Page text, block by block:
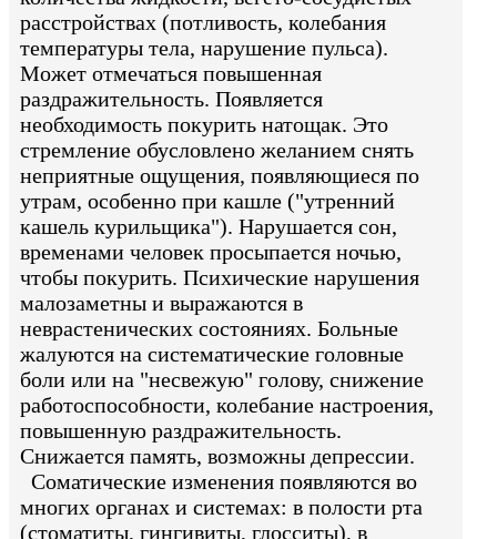
расстройствах (потливость, колебания
температуры тела, нарушение пульса).
Может отмечаться повышенная
раздражительность. Появляется
необходимость покурить натощак. Это
стремление обусловлено желанием снять
неприятные ощущения, появляющиеся по
утрам, особенно при кашле ("утренний
кашель курильщика"). Нарушается сон,
временами человек просыпается ночью,
чтобы покурить. Психические нарушения
малозаметны и выражаются в
неврастенических состояниях. Больные
жалуются на систематические головные
боли или на "несвежую" голову, снижение
работоспособности, колебание настроения,
повышенную раздражительность.
Снижается память, возможны депрессии.
Соматические изменения появляются во
многих органах и системах: в полости рта
(стоматиты, гингивиты, глосситы), в